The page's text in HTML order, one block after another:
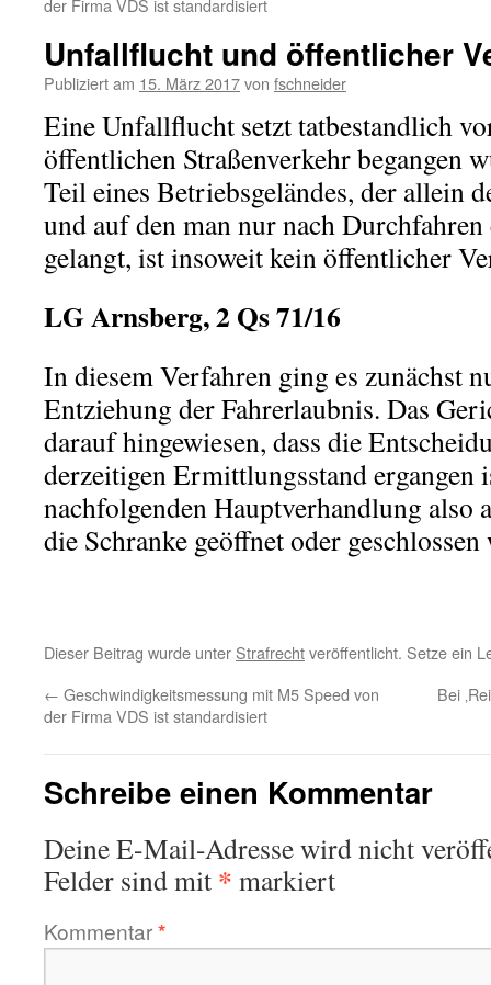
der Firma VDS ist standardisiert
Unfallflucht und öffentlicher
Publiziert am 15. März 2017von fschneider
Eine Unfallflucht setzt tatbestandlich
öffentlichen Straßenverkehr begangen
Teil eines Betriebsgeländes, der allein
und auf den man nur nach
gelangt, ist insoweit kein öffentlicher
LG Arnsberg, 2 Qs 71/16
In diesem Verfahren ging es zunächst
Entziehung der Fahrerlaubnis. Das
darauf hingewiesen, dass die
derzeitigen Ermittlungsstand ergangen
nachfolgenden Hauptverhandlung also
die Schranke geöffnet oder geschlossen
Dieser Beitrag wurde unter Strafrechtveröffentlicht. Setze ein
← Geschwindigkeitsmessung mit M5 Speed von
der Firma VDS ist standardisiert
Bei
Schreibe einen Kommentar
Deine E-Mail-Adresse wird nicht
Felder sind mit * markiert
Kommentar*